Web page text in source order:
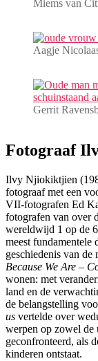
Miems van
Aagje
Gerrit
Fotograaf
Ilvy Njiokiktjien
fotograaf met een
VII-fotografen Ed
fotografen van over
wereldwijd 1 op de
meest fundamentele
geschiedenis van de
Because We Are –
wonen: met
land en de
de belangstelling
us vertelde over
werpen op zowel de
geconfronteerd, als
kinderen ontstaat.